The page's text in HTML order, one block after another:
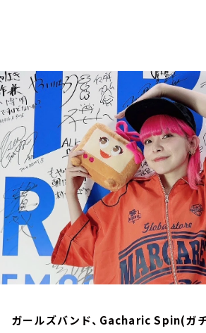
イベント・グッズ
YouTube
会社情報
ガールズバンド、Gacharic Spin(ガ